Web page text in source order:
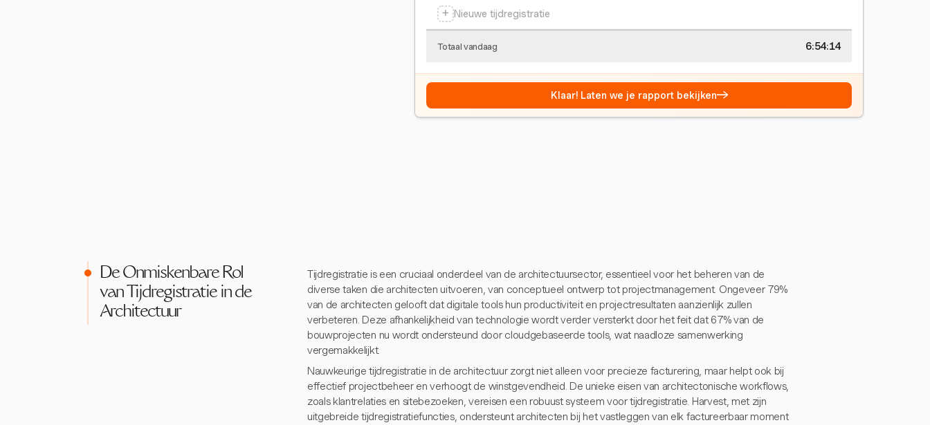
+ Nieuwe tijdregistratie
Totaal vandaag 6:54:15
Klaar! Laten we je rapport bekijken→
De Onmiskenbare Rol
van Tijdregistratie in de
Architectuur
Tijdregistratie is een cruciaal onderdeel van de architectuursector, essentieel voor het beheren van de
diverse taken die architecten uitvoeren, van conceptueel ontwerp tot projectmanagement. Ongeveer 79%
van de architecten gelooft dat digitale tools hun productiviteit en projectresultaten aanzienlijk zullen
verbeteren. Deze afhankelijkheid van technologie wordt verder versterkt door het feit dat 67% van de
bouwprojecten nu wordt ondersteund door cloudgebaseerde tools, wat naadloze samenwerking
vergemakkelijkt.
Nauwkeurige tijdregistratie in de architectuur zorgt niet alleen voor precieze facturering, maar helpt ook bij
effectief projectbeheer en verhoogt de winstgevendheid. De unieke eisen van architectonische workflows,
zoals klantrelaties en sitebezoeken, vereisen een robuust systeem voor tijdregistratie. Harvest, met zijn
uitgebreide tijdregistratiefuncties, ondersteunt architecten bij het vastleggen van elk factureerbaar moment